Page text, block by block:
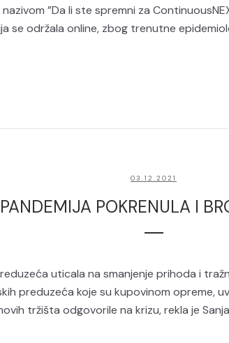
”Da li ste spremni za
se održala online, zbog trenutne
03.12.2021
POKRENULA I
uticala na smanjenje prihoda i
preduzeća koje su kupovinom opreme,
tržišta odgovorile na krizu, rekla je